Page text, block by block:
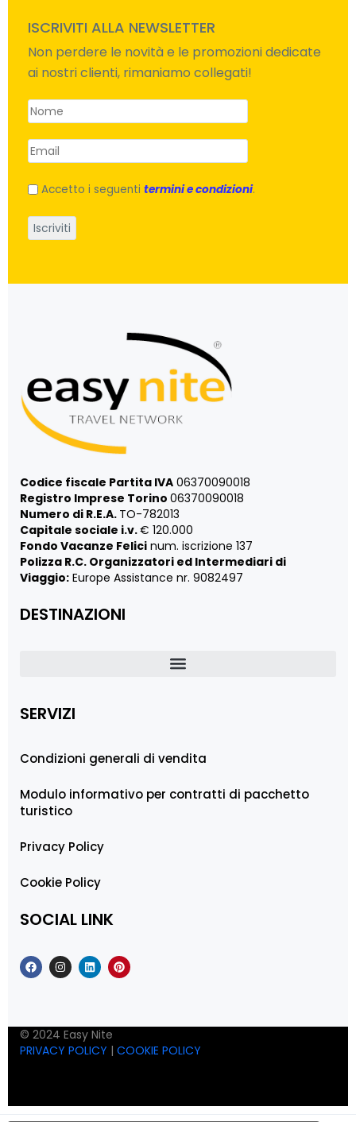
ISCRIVITI ALLA NEWSLETTER
Non perdere le novità e le promozioni dedicate
ai nostri clienti, rimaniamo collegati!
Accetto i seguenti termini e condizioni.
Codice fiscale Partita IVA 06370090018
Registro Imprese Torino 06370090018
Numero di R.E.A. TO-782013
Capitale sociale i.v.€ 120.000
Fondo Vacanze Felici num. iscrizione 137
Polizza R.C. Organizzatori ed Intermediari di
Viaggio: Europe Assistance nr. 9082497
DESTINAZIONI
SERVIZI
Condizioni generali di vendita
Modulo informativo per contratti di pacchetto
turistico
Privacy Policy
Cookie Policy
SOCIAL LINK
© 2024 Easy Nite
PRIVACY POLICY | COOKIE POLICY